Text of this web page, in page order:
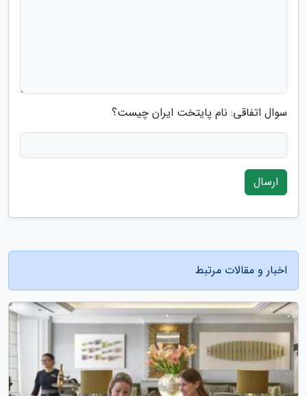
سوال اتفاقی: نام پایتخت ایران چیست؟
ارسال
اخبار و مقالات مرتبط